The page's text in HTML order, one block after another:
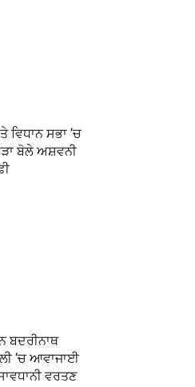
ਵਿਧਾਨ ਸਭਾ ‘ਚ
ਬੋਲੇ ਅਸ਼ਵਨੀ
ਬਦਰੀਨਾਥ
‘ਚ ਆਵਾਜਾਈ
ਵਰਤਣ